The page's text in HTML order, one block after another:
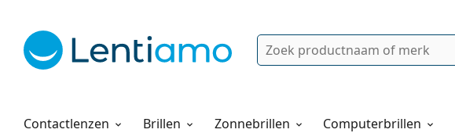
Zoek
Contactlenzen
Lenzenvloeistoffen Brillen Zonnebrillen Computerbrillen
Hoe bestellen